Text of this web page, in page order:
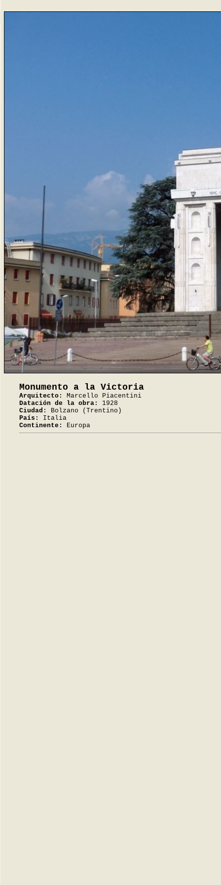
Monumento a la Victoria
Arquitecto:
Marcello Piacentini
Datación de la obra:
1928
Ciudad:
Bolzano (Trentino)
País:
Italia
Continente:
Europa